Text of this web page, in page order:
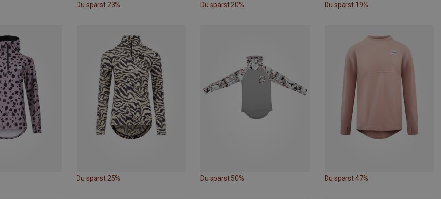
Du sparst 23% Du sparst 20% Du sparst 19%
Du sparst 25% Du sparst 50% Du sparst 47%